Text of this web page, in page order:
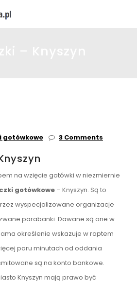
gotówkowe 3 Comments
na wzięcie gotówki w niezmiernie
gotówkowe – Knyszyn. Są to
wyspecjalizowane organizacje
parabanki. Dawane są one w
określenie wskazuje w raptem
paru minutach od oddania
są na konto bankowe.
Knyszyn mają prawo być